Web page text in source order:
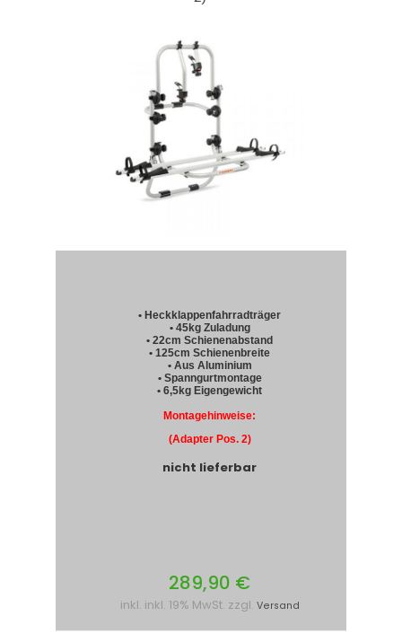
• Heckklappenfahrradträger
• 45kg Zuladung
• 22cm Schienenabstand
• 125cm Schienenbreite
• Aus Aluminium
• Spanngurtmontage
• 6,5kg Eigengewicht
Montagehinweise:
(Adapter Pos. 2)
nicht lieferbar
289,90 €
inkl. inkl. 19% MwSt. zzgl. Versand